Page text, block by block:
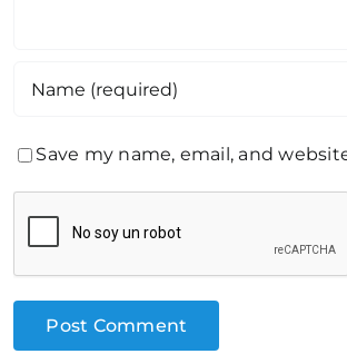
Save my name, email, and